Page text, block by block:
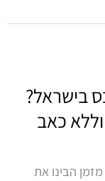
בישראל?
כאב
הבינו את